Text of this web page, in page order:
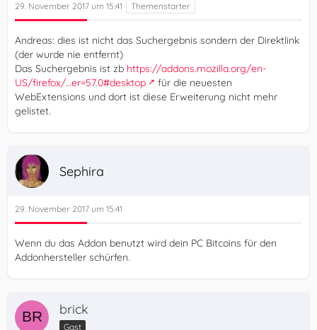
29. November 2017 um 15:41
Andreas: dies ist nicht das Suchergebnis sondern der Direktlink
(der wurde nie entfernt)
Das Suchergebnis ist zb https://addons.mozilla.org/en-
US/firefox/…er=57.0#desktop
für die neuesten
WebExtensions und dort ist diese Erweiterung nicht mehr
gelistet.
Sephira
29. November 2017 um 15:41
Wenn du das Addon benutzt wird dein PC Bitcoins für den
Addonhersteller schürfen.
brick
Gast